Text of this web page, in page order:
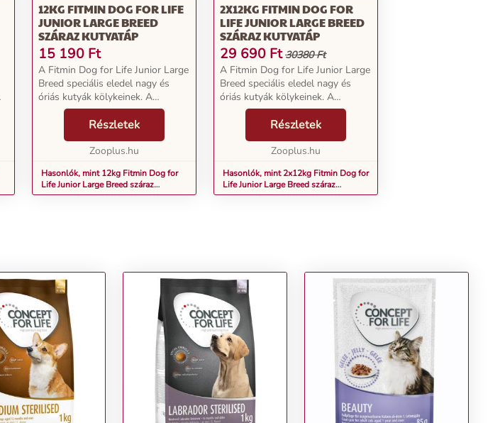
12KG FITMIN DOG FOR LIFE
JUNIOR LARGE BREED
SZÁRAZ KUTYATÁP
15 190 Ft
A Fitmin Dog for Life Junior Large
Breed speciális eledel nagy és
óriás kutyák kölykeinek. A
növekedésben lévő kutyák
számára döntő jelentőséggel bír,
hogy táplálékuk támogassa az
erős csontrendszert,...
Részletek
Zooplus.hu
Hasonlók, mint 12kg Fitmin Dog for
Life Junior Large Breed száraz
kutyatáp
2X12KG FITMIN DOG FOR
LIFE JUNIOR LARGE BREED
SZÁRAZ KUTYATÁP
29 690 Ft 30380 Ft
A Fitmin Dog for Life Junior Large
Breed speciális eledel nagy és
óriás kutyák kölykeinek. A
növekedésben lévő kutyák
számára döntő jelentőséggel bír,
hogy táplálékuk támogassa az
erős csontrendszert,...
Részletek
Zooplus.hu
Hasonlók, mint 2x12kg Fitmin Dog for
Life Junior Large Breed száraz
kutyatáp